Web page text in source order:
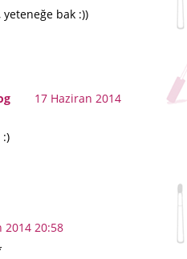
bak :))
17 Haziran 2014
:)
2014 20:58